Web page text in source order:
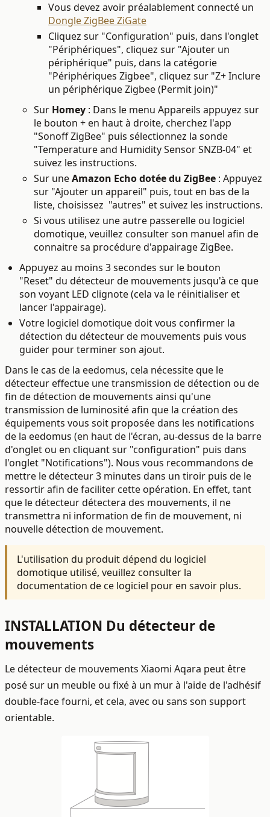
Vous devez avoir préalablement connecté un
Dongle ZigBee ZiGate
Cliquez sur "Configuration" puis, dans l'onglet
"Périphériques", cliquez sur "Ajouter un
périphérique" puis, dans la catégorie
"Périphériques Zigbee", cliquez sur "Z+ Inclure
un périphérique Zigbee (Permit join)"
Sur Homey : Dans le menu Appareils appuyez sur
le bouton + en haut à droite, cherchez l'app
"Sonoff ZigBee" puis sélectionnez la sonde
"Temperature and Humidity Sensor SNZB-04" et
suivez les instructions.
Sur uneAmazon Echo dotée du ZigBee : Appuyez
sur "Ajouter un appareil" puis, tout en bas de la
liste, choisissez "autres" et suivez les instructions.
Si vous utilisez une autre passerelle ou logiciel
domotique, veuillez consulter son manuel afin de
connaitre sa procédure d'appairage ZigBee.
Appuyez au moins 3 secondes sur le bouton
"Reset" du détecteur de mouvements jusqu'à ce que
son voyant LED clignote (cela va le réinitialiser et
lancer l'appairage).
Votre logiciel domotique doit vous confirmer la
détection du détecteur de mouvements puis vous
guider pour terminer son ajout.
Dans le cas de la eedomus, cela nécessite que le
détecteur effectue une transmission de détection ou de
fin de détection de mouvements ainsi qu'une
transmission de luminositéafin que la création des
équipements vous soit proposée dans les notifications
de la eedomus (en haut de l'écran, au-dessus de la barre
d'onglet ou en cliquant sur "configuration" puis dans
l'onglet "Notifications"). Nous vous recommandons de
mettre le détecteur 3 minutes dans un tiroir puis de le
ressortir afin de faciliter cette opération. En effet, tant
que le détecteur détectera des mouvements, il ne
transmettra ni information de fin de mouvement, ni
nouvelle détection de mouvement.
L'utilisation du produit dépend du logiciel
domotique utilisé, veuillez consulter la
documentation de ce logiciel pour en savoir plus.
INSTALLATION Du détecteur de
mouvements
Le détecteur de mouvements Xiaomi Aqara peut être
posé sur un meuble ou fixé à un mur à l'aide de l'adhésif
double-face fourni, et cela, avec ou sans son support
orientable.